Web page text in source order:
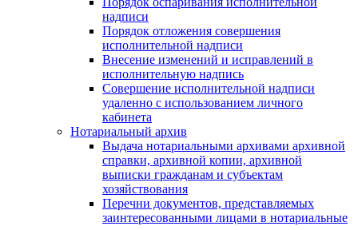
надписи
Порядок отложения совершения
исполнительной надписи
Внесение изменений и исправлений в
исполнительную надпись
Совершение исполнительной надписи
удаленно с использованием личного
кабинета
Нотариальный архив
Выдача нотариальными архивами архивной
справки, архивной копии, архивной
выписки гражданам и субъектам
хозяйствования
Перечни документов, представляемых
заинтересованными лицами в нотариальные